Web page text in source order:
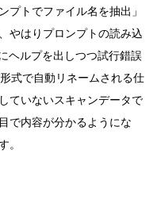
プトでファイル名を抽出」
やはりプロンプトの読み込
ヘルプを出しつつ試行錯誤
式で自動リネームされる仕
ていないスキャンデータで
で内容が分かるようにな
。